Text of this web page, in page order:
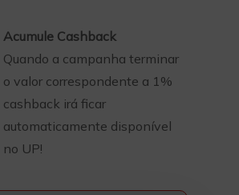
Acumule Cashback
Quando a campanha terminar
o valor correspondente a 1%
cashback irá ficar
automaticamente disponível
no UP!